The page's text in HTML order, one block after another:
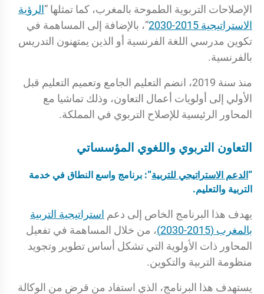
الإصلاحات التربوية الطموحة بالمغرب، كما تمثلها “الرؤية
الاستراتيجية 2015-2030
“، بالإضافة إلى المساهمة في
تكوين مدرسي اللغة الفرنسية أو الذين يمتهنون التدريس
بالفرنسية.
منذ سنة 2019، انضم التعليم الجامع وتعميم التعليم قبل
الأولي إلى أولويات أعمال التعاون، وذلك تماشيا مع
المحاور الرئيسية للإصلاح التربوي في المملكة.
التعاون التربوي واللغوي المؤسساتي
“الدعم الاستراتيجي للتربية“: برنامج واسع النطاق في خدمة
التربية والتعليم.
يهدف هذا البرنامج الخاص إلى دعم استراتيجية التربية
بالمغرب (2015-2030)
، من خلال المساهمة في تفعيل
المحاور ذات الأولوية التي تشكل أساس تطوير وتجويد
منظومة التربية والتكوين.
يستهدف هذا البرنامج، الذي استفاد من قرض من الوكالة